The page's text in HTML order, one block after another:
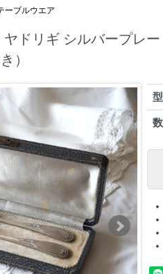
ーブルウエア
ドリギ シルバープレ
）